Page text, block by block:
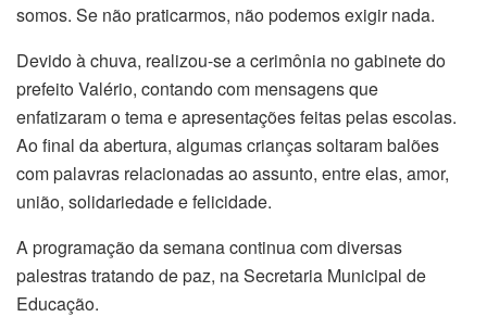
somos. Se não praticarmos, não podemos exigir nada.
Devido à chuva, realizou-se a cerimônia no gabinete do
prefeito Valério, contando com mensagens que
enfatizaram o tema e apresentações feitas pelas escolas.
Ao final da abertura, algumas crianças soltaram balões
com palavras relacionadas ao assunto, entre elas, amor,
união, solidariedade e felicidade.
A programação da semana continua com diversas
palestras tratando de paz, na Secretaria Municipal de
Educação.